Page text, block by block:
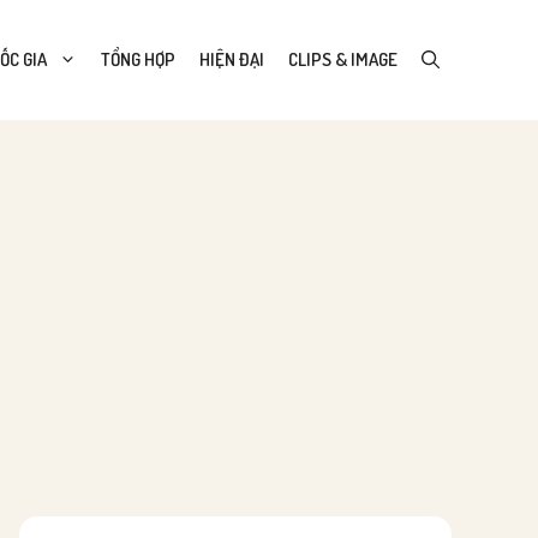
GIA TỔNG HỢP HIỆN ĐẠI CLIPS & IMAGE